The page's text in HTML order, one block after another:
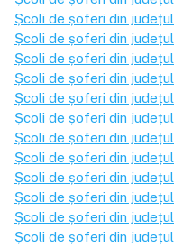
Școli de șoferi din județul
Școli de șoferi din județul
Școli de șoferi din județul
Școli de șoferi din județul
Școli de șoferi din județul
Școli de șoferi din județul
Școli de șoferi din județul
Școli de șoferi din județul
Școli de șoferi din județul
Școli de șoferi din județul
Școli de șoferi din județul
Școli de șoferi din județul